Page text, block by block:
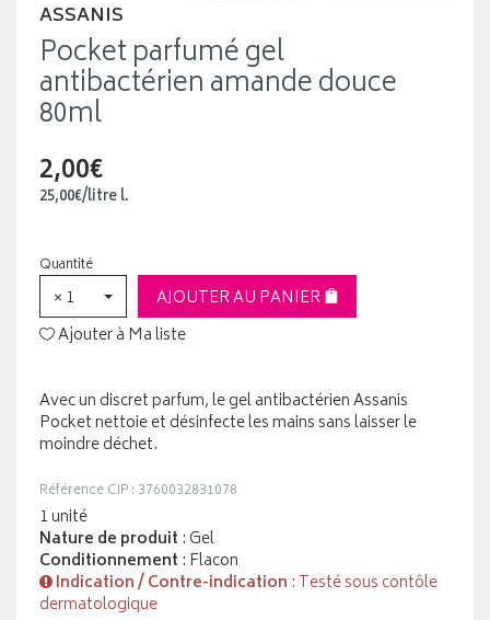
ASSANIS
Pocket parfumé gel
antibactérien amande douce
80ml
2,00€
25,00€/litrel.
Quantité
× 1
AJOUTER AU PANIER
Ajouter à Ma liste
Avec un discret parfum, le gel antibactérien Assanis
Pocket nettoie et désinfecte les mains sans laisser le
moindre déchet.
Référence CIP : 3760032831078
1 unité
Nature de produit : Gel
Conditionnement : Flacon
Indication / Contre-indication : Testé sous contôle
dermatologique